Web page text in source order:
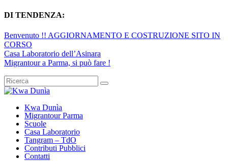
DI TENDENZA:
Benvenuto !! AGGIORNAMENTO E COSTRUZIONE SITO IN
CORSO
Casa Laboratorio dell’Asinara
Migrantour a Parma, si può fare !
Kwa Dunìa
Migrantour Parma
Scuole
Casa Laboratorio
Tangram – TdO
Contributi Pubblici
Contatti